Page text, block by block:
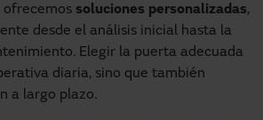
ofrecemos soluciones personalizadas,
desde el análisis inicial hasta la
Elegir la puerta adecuada
diaria, sino que también
a largo plazo.